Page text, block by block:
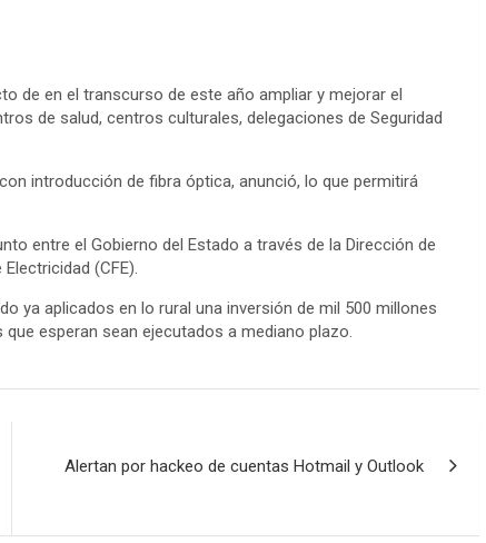
de en el transcurso de este año ampliar y mejorar el
de salud, centros culturales, delegaciones de Seguridad
introducción de fibra óptica, anunció, lo que permitirá
entre el Gobierno del Estado a través de la Dirección de
(CFE).
ya aplicados en lo rural una inversión de mil 500 millones
esperan sean ejecutados a mediano plazo.
Alertan por hackeo de cuentas Hotmail y Outlook